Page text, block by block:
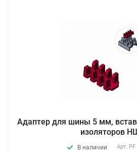
Адаптер для шины 5 мм,
изоляторов
В наличии Арт.